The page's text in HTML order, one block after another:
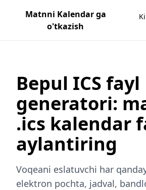
Matnni Kalendar ga
o'tkazish
Bepul ICS fayl
generatori:
.ics kalendar
aylantiring
Voqeani eslatuvchi har
elektron pochta, jadval,